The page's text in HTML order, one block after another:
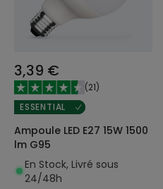
3,39 €
(21)
ESSENTIAL
Ampoule LED E27 15W 1500
lm G95
En Stock, Livré sous
24/48h